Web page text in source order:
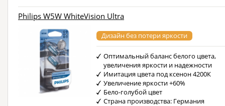
Philips W5W WhiteVision Ultra
Дизайн без потери яркости
Оптимальный баланс белого цвета,
увеличения яркости и надежности
Имитация цвета под ксенон 4200К
Увеличение яркости +60%
Бело-голубой цвет
Страна производства: Германия